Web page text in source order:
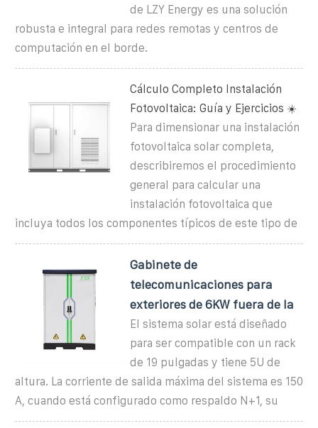
de LZY Energy es una solución
robusta e integral para redes remotas y centros de
computación en el borde.
Cálculo Completo Instalación
Fotovoltaica: Guía y Ejercicios ☀️
Para dimensionar una instalación
fotovoltaica solar completa,
describiremos el procedimiento
general para calcular una
instalación fotovoltaica que
incluya todos los componentes típicos de este tipo de
Gabinete de
telecomunicaciones para
exteriores de 6KW fuera de la
El sistema solar está diseñado
para ser compatible con un rack
de 19 pulgadas y tiene 5U de
altura. La corriente de salida máxima del sistema es 150
A, cuando está configurado como respaldo N+1, su